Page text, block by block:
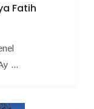
Fatih
...